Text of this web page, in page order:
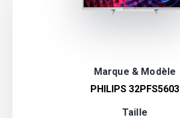
Marque & Modèle
PHILIPS 32PFS5603
Taille